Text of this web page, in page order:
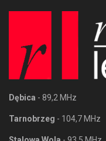
Dębica - 89,2 MHz
Tarnobrzeg - 104,7 MHz